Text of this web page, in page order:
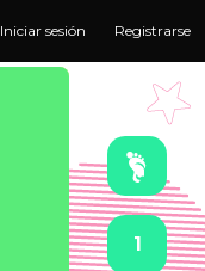
Iniciar sesión Registrarse
1